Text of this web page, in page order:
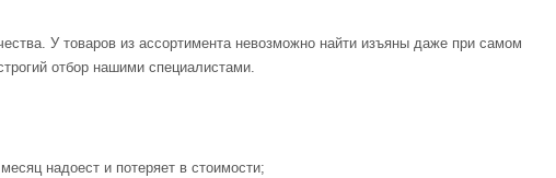
У товаров из ассортимента невозможно найти изъяны даже при самом
отбор нашими специалистами.
надоест и потеряет в стоимости;